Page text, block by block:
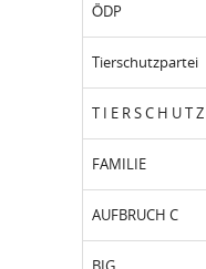
ÖDP
Tierschutzpartei
T I E R S C H U T Z
FAMILIE
AUFBRUCH C